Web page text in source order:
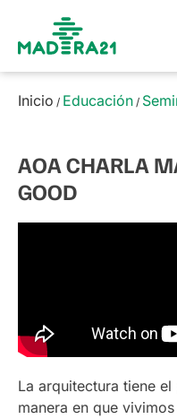
Inicio / Educación /
AOA CHARLA
GOOD
La arquitectura tiene
manera en que